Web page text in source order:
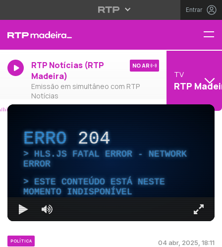
Entrar
RTP Notícias (RTP
Madeira)
Emissão em simultâneo com RTP
Notícias
NO AR
TV
RTP
ERRO204
HLS.JS FATAL ERROR - NETWORK
ERROR
ESTE CONTEÚDO ESTÁ NESTE
MOMENTO INDISPONÍVEL
POLÍTICA 04 abr, 2025, 18:11